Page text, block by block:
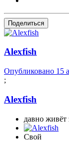
Поделиться
Alexfish
Опубликовано 15
;
Alexfish
давно живёт
Свой